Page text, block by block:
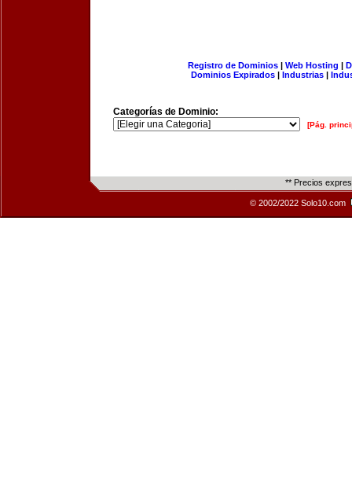
Registro de Dominios| Web Hosting |
Dominios Expirados | Industrias |
Categorías de Dominio:
[Pág.
** Precios
© 2002/2022 Solo10.com